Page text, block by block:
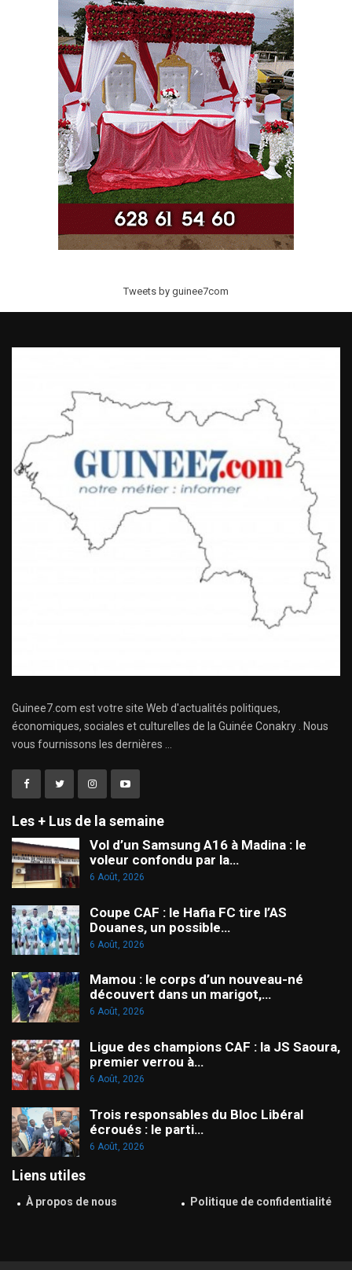
Tweets by guinee7com
Guinee7.com est votre site Web d'actualités politiques,
économiques, sociales et culturelles de la Guinée Conakry . Nous
vous fournissons les dernières ...
Les + Lus de la semaine
Vol d’un Samsung A16 à Madina : le
voleur confondu par la…
6 Août, 2026
Coupe CAF : le Hafia FC tire l’AS
Douanes, un possible…
6 Août, 2026
Mamou : le corps d’un nouveau-né
découvert dans un marigot,…
6 Août, 2026
Ligue des champions CAF : la JS Saoura,
premier verrou à…
6 Août, 2026
Trois responsables du Bloc Libéral
écroués : le parti…
6 Août, 2026
Liens utiles
À propos de nous Politique de confidentialité